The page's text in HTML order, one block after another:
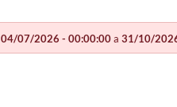
04/07/2026 - 00:00:00a 31/10/